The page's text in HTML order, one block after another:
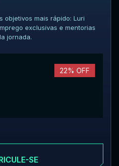
objetivos mais rápido: Luri
exclusivas e mentorias
jornada.
22% OFF
SE